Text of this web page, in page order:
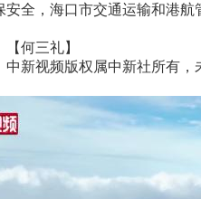
，海口市交通运输和港航管
何三礼】
中新视频版权属中新社所有，